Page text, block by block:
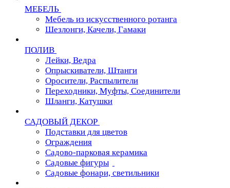
МЕБЕЛЬ
Мебель из искусственного ротанга
Шезлонги, Качели, Гамаки
ПОЛИВ
Лейки, Ведра
Опрыскиватели, Штанги
Оросители, Распылители
Переходники, Муфты, Соединители
Шланги, Катушки
САДОВЫЙ ДЕКОР
Подставки для цветов
Ограждения
Садово-парковая керамика
Садовые фигуры
Садовые фонари, светильники